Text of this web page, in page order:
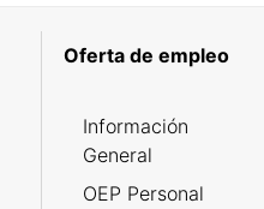
Oferta de empleo
Información
General
OEP Personal